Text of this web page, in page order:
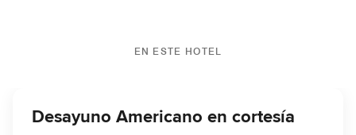
EN ESTE HOTEL
Desayuno Americano en cortesía